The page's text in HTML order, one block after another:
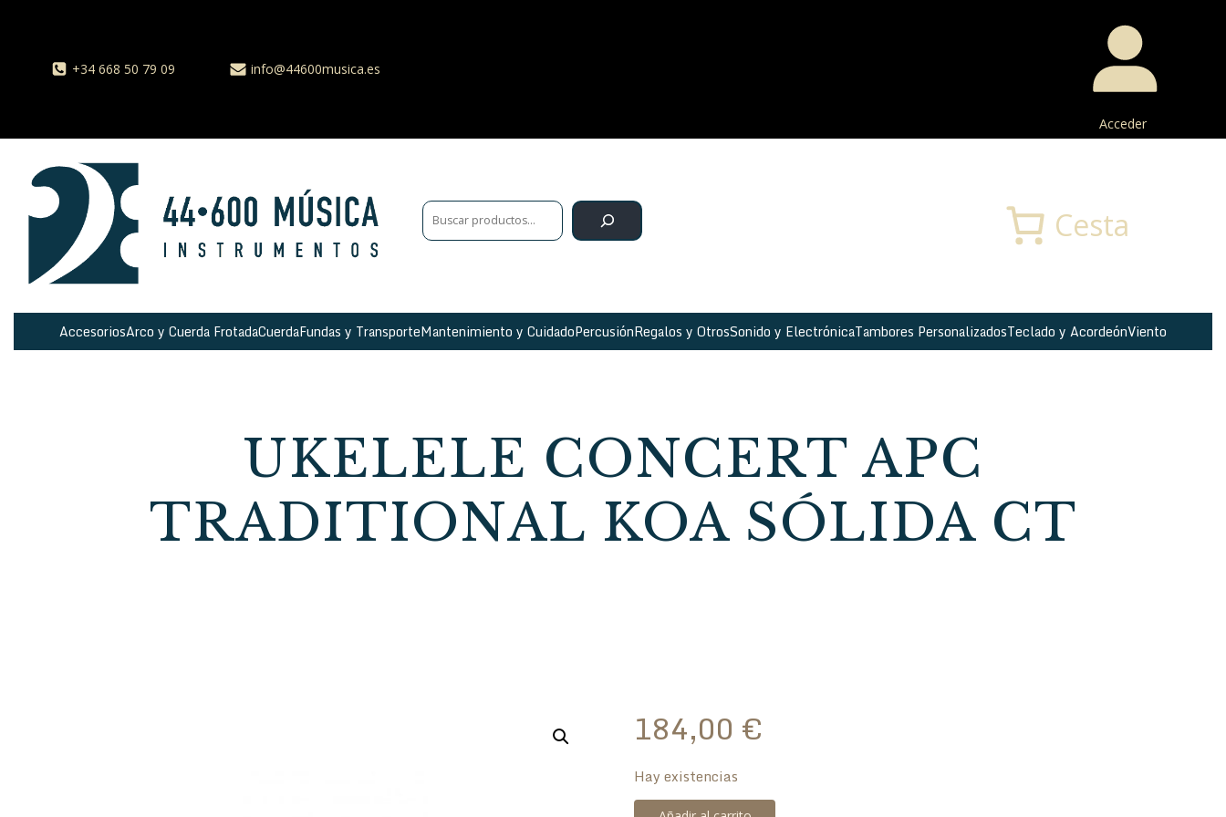
+34 668 50 79 09 info@44600musica.es
Acceder
Cesta
AccesoriosArco y Cuerda FrotadaCuerdaFundas y TransporteMantenimiento y CuidadoPercusiónRegalos y OtrosSonido y ElectrónicaTambores PersonalizadosTeclado y AcordeónViento
UKELELE CONCERT APC
TRADITIONAL KOA SÓLIDA CT
184,00 €
Hay existencias
Ukelele